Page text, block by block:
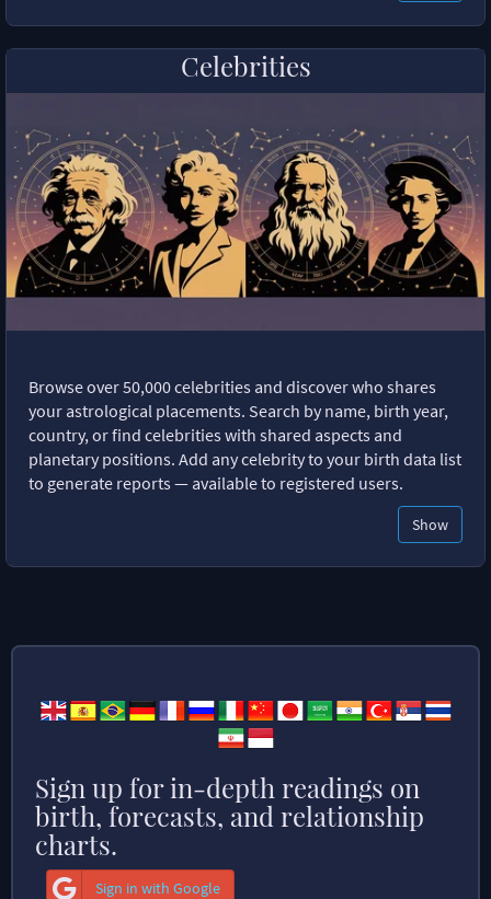
Celebrities
Browse over 50,000 celebrities and discover who shares
your astrological placements. Search by name, birth year,
country, or find celebrities with shared aspects and
planetary positions. Add any celebrity to your birth data list
to generate reports — available to registered users.
Show
Sign up for in-depth readings on
birth, forecasts, and relationship
charts.
Sign in with Google